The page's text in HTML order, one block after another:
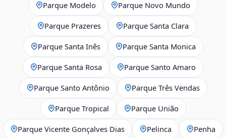
Parque Modelo Parque Novo Mundo
Parque Prazeres Parque Santa Clara
Parque Santa Inês Parque Santa Monica
Parque Santa Rosa Parque Santo Amaro
Parque Santo Antônio Parque Três Vendas
Parque Tropical Parque União
Parque Vicente Gonçalves Dias Pelinca Penha